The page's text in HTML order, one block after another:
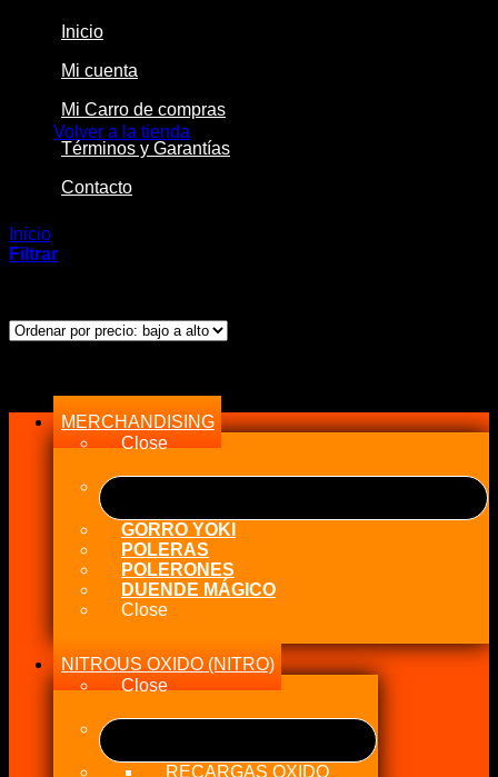
Volver a la tienda
Inicio
Mi cuenta
Mi Carro de compras
Términos y Garantías
Contacto
Inicio
Filtrar
precio:
MERCHANDISING
Close
GORRO YOKI
POLERAS
POLERONES
DUENDE MÁGICO
Close
NITROUS OXIDO (NITRO)
Close
RECARGAS OXIDO